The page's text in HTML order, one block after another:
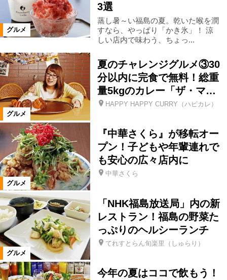
仙台市 米沢市 高畠町
福島市郊外
カテゴリ
洋食 中国料理・台湾料理
韓国料理 カレー 餃子
アジア料理 日本料理
寿司 魚料理 天ぷら・串揚げ
食事処・レストラン
お好み焼き・もんじゃ
グルメ
3選
蒸し暑～い福島の夏。乾いた喉を潤
すなら、やっぱり「かき氷」！ 涼
しい店内で味わう、ちょっ...
グルメ
夏のチャレンジグルメ③30
分以内に完食で無料！総重
量5kgのカレー「ザ・マ…
HAPPY HAPPY CURRY（ハピカレ）
グルメ
『中華さくら』が移転オー
プン！子どもや年輩連れで
も安心の広々店内に
中華さくら
グルメ
「NHK福島放送局」内の新
レストラン！福島の野菜た
っぷりのヘルシーランチ
てれすとらん旬楽里（しゅらり）
今年の夏はココで飲もう！